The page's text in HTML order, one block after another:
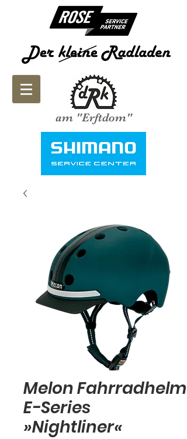
am "Erftdom"
Melon Fahrradhelm
E-Series
»Nightliner«